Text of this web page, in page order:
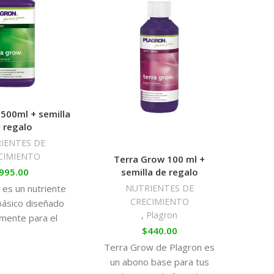
para mejorar el cultivo
conseguirá un
cultivo perfectamente
fallos. Además, se puede combinar perfectamente
También se puede aplicar junto a otros
+ semilla
regalo
DE
995.00
es un nutriente
diseñado
para el
Terra Grow 100 ml +
semilla de regalo
NUTRIENTES DE
CRECIMIENTO
, Plagron
$440.00
Terra Grow de Plagron es
un abono base para tus